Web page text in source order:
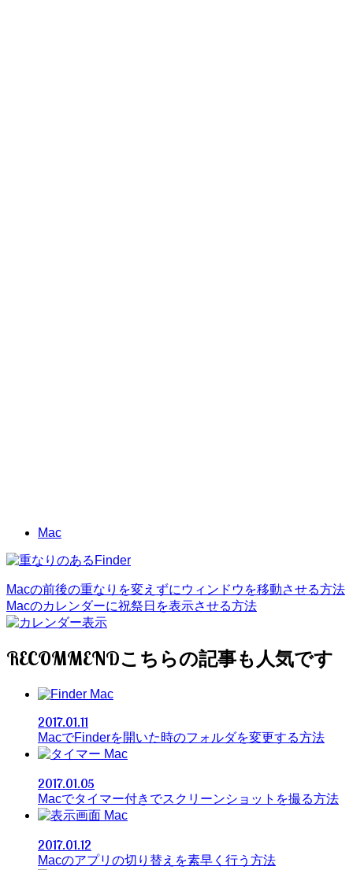
Mac
Macの前後の重なりを変えずにウィンドウを移動させる方法
Macのカレンダーに祝祭日を表示させる方法
RECOMMEND
Mac
2017.01.11
MacでFinderを開いた時のフォルダを変更する方法
Mac
2017.01.05
Macでタイマー付きでスクリーンショットを撮る方法
Mac
2017.01.12
Macのアプリの切り替えを素早く行う方法